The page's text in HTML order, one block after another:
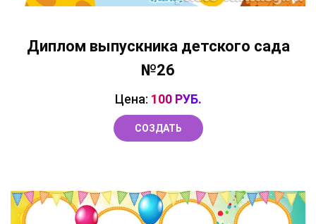
Диплом выпускника детского сада
№26
Цена: 100 РУБ.
СОЗДАТЬ